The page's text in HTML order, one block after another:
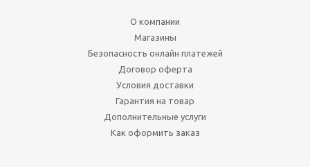
О компании
Магазины
Безопасность онлайн платежей
Договор оферта
Условия доставки
Гарантия на товар
Дополнительные услуги
Как оформить заказ